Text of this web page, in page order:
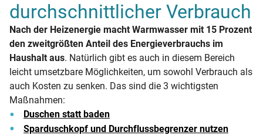
durchschnittlicher Verbrauch
Nach der Heizenergie macht Warmwasser mit 15 Prozent
den zweitgrößten Anteil des Energieverbrauchs im
Haushalt aus. Natürlich gibt es auch in diesem Bereich
leicht umsetzbare Möglichkeiten, um sowohl Verbrauch als
auch Kosten zu senken. Das sind die 3 wichtigsten
Maßnahmen:
Duschen statt baden
Sparduschkopf und Durchflussbegrenzer nutzen